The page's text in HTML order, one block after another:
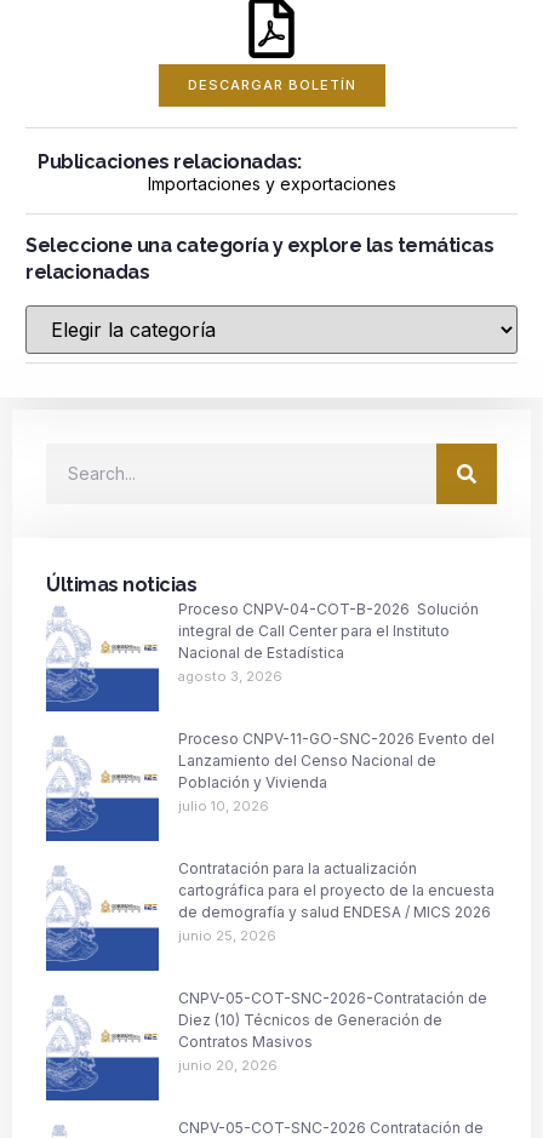
DESCARGAR BOLETÍN
Publicaciones relacionadas:
Importaciones y exportaciones
Seleccione una categoría y explore las temáticas
relacionadas
Últimas noticias
Proceso CNPV-04-COT-B-2026 Solución
integral de Call Center para el Instituto
Nacional de Estadística
agosto 3, 2026
Proceso CNPV-11-GO-SNC-2026 Evento del
Lanzamiento del Censo Nacional de
Población y Vivienda
julio 10, 2026
Contratación para la actualización
cartográfica para el proyecto de la encuesta
de demografía y salud ENDESA / MICS 2026
junio 25, 2026
CNPV-05-COT-SNC-2026-Contratación de
Diez (10) Técnicos de Generación de
Contratos Masivos
junio 20, 2026
CNPV-05-COT-SNC-2026 Contratación de